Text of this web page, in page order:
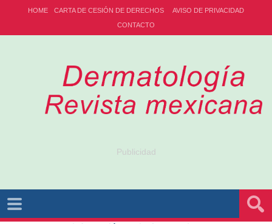
HOME CARTA DE CESIÓN DE DERECHOS
AVISO DE PRIVACIDAD
CONTACTO
Publicidad